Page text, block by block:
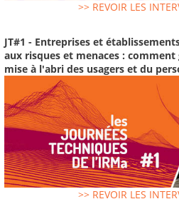
>> REVOIR LES
JT#1 - Entreprises et
aux risques et menaces :
mise à l'abri des usagers et du
>> REVOIR LES